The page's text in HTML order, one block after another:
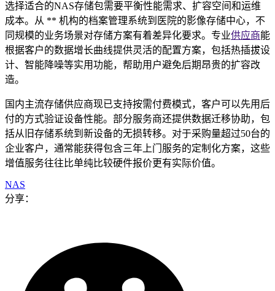
选择适合的NAS存储包需要平衡性能需求、扩容空间和运维
成本。从 ** 机构的档案管理系统到医院的影像存储中心，不
同规模的业务场景对存储方案有着差异化要求。专业供应商能
根据客户的数据增长曲线提供灵活的配置方案，包括热插拔设
计、智能降噪等实用功能，帮助用户避免后期昂贵的扩容改
造。
国内主流存储供应商现已支持按需付费模式，客户可以先用后
付的方式验证设备性能。部分服务商还提供数据迁移协助，包
括从旧存储系统到新设备的无损转移。对于采购量超过50台的
企业客户，通常能获得包含三年上门服务的定制化方案，这些
增值服务往往比单纯比较硬件报价更有实际价值。
NAS
分享：